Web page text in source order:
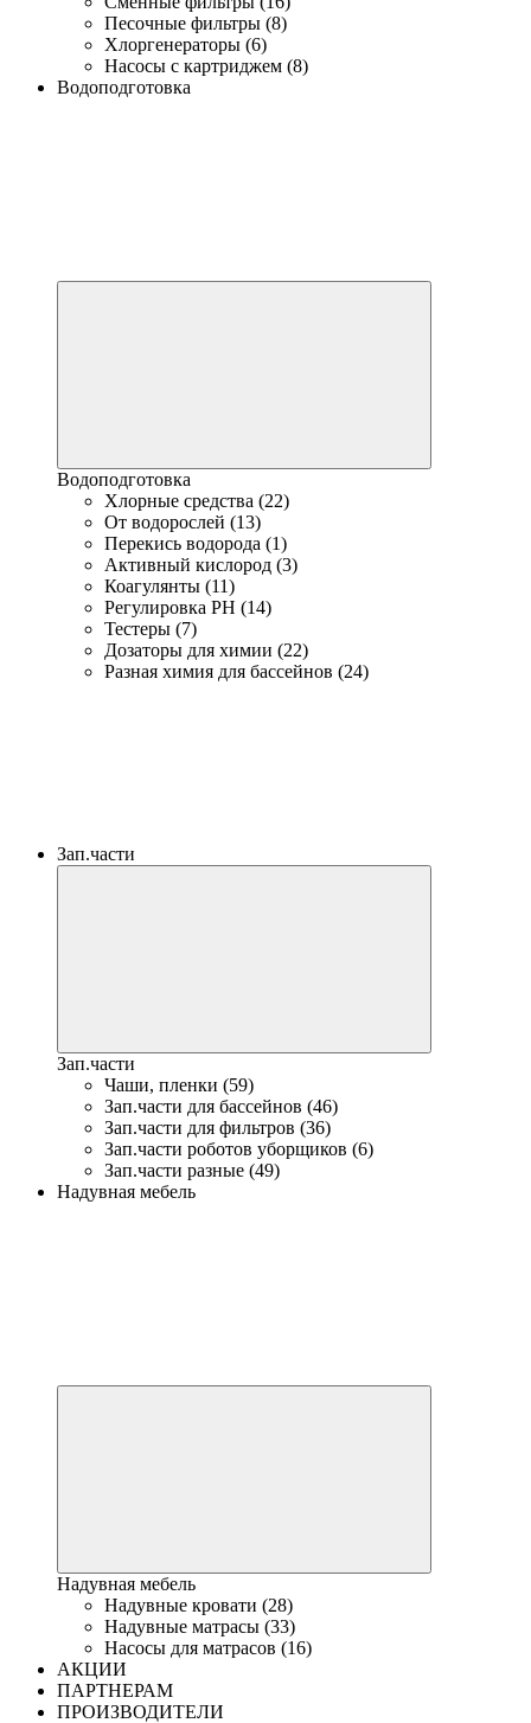
Песочные фильтры (8)
Хлоргенераторы (6)
Насосы с картриджем (8)
Водоподготовка
Водоподготовка
Хлорные средства (22)
От водорослей (13)
Перекись водорода (1)
Активный кислород (3)
Коагулянты (11)
Регулировка PH (14)
Тестеры (7)
Дозаторы для химии (22)
Разная химия для бассейнов (24)
Зап.части
Зап.части
Чаши, пленки (59)
Зап.части для бассейнов (46)
Зап.части для фильтров (36)
Зап.части роботов уборщиков (6)
Зап.части разные (49)
Надувная мебель
Надувная мебель
Надувные кровати (28)
Надувные матрасы (33)
Насосы для матрасов (16)
АКЦИИ
ПАРТНЕРАМ
ПРОИЗВОДИТЕЛИ